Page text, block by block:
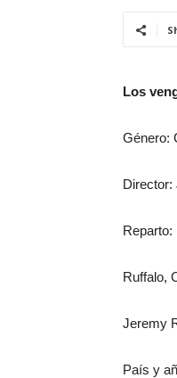
Los
Género:
Director:
Ruffalo,
Jeremy
País y